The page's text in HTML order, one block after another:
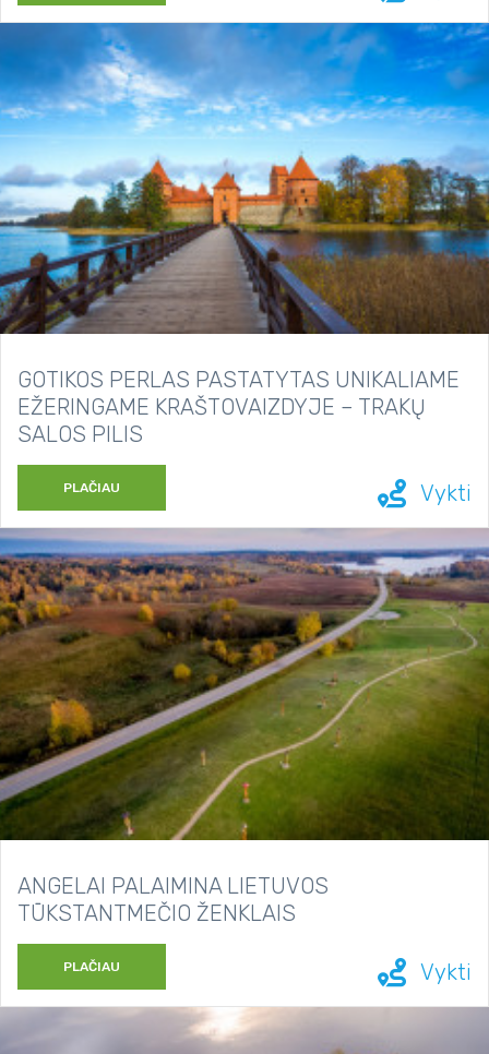
GOTIKOS PERLAS PASTATYTAS UNIKALIAME
EŽERINGAME KRAŠTOVAIZDYJE – TRAKŲ
SALOS PILIS
PLAČIAU Vykti
ANGELAI PALAIMINA LIETUVOS
TŪKSTANTMEČIO ŽENKLAIS
PLAČIAU Vykti